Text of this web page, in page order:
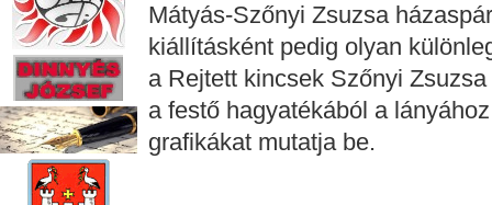
Mátyás-Szőnyi Zsuzsa
kiállításként pedig olyan
a Rejtett kincsek Szőnyi
a festő hagyatékából a
grafikákat mutatja be.